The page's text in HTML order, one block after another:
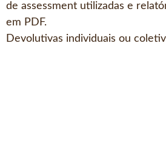
de assessment utilizadas e
em PDF.
Devolutivas individuais ou